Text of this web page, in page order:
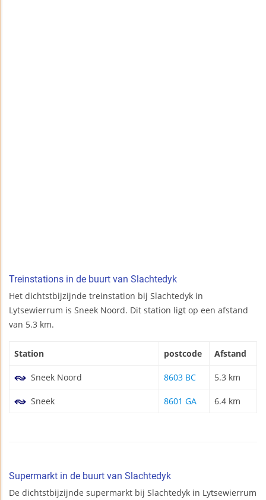
Treinstations in de buurt van Slachtedyk
Het dichtstbijzijnde treinstation bij Slachtedyk in
Lytsewierrum is Sneek Noord. Dit station ligt op een afstand
van 5.3 km.
Station postcode Afstand
Sneek Noord 8603 BC 5.3 km
Sneek 8601 GA 6.4 km
Supermarkt in de buurt van Slachtedyk
De dichtstbijzijnde supermarkt bij Slachtedyk in Lytsewierrum